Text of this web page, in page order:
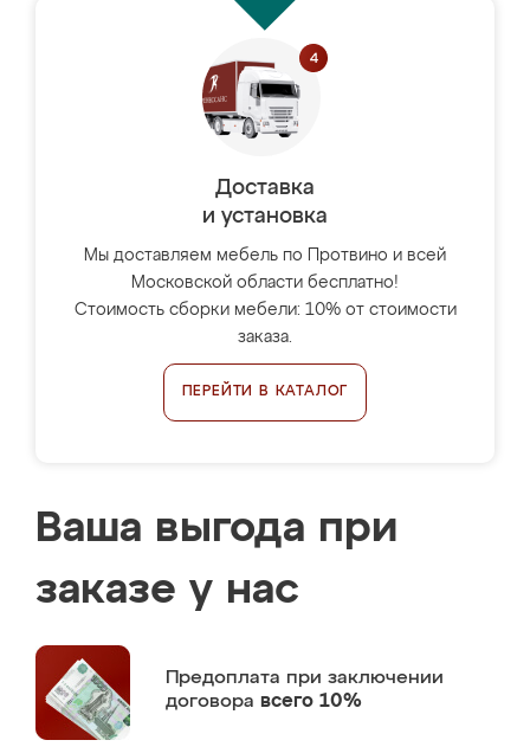
Доставка
и установка
Мы доставляем мебель по Протвино и всей
Московской области бесплатно!
Стоимость сборки мебели: 10% от стоимости
заказа.
ПЕРЕЙТИ В КАТАЛОГ
Ваша выгода при
заказе у нас
Предоплата при заключении
договора всего 10%